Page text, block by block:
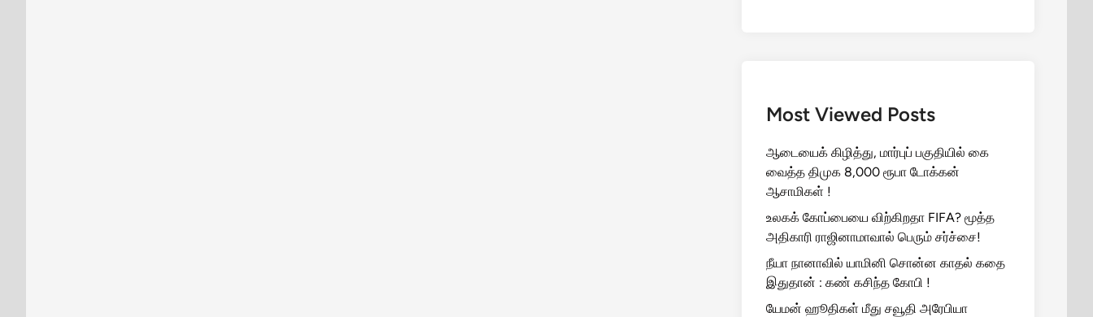
Most Viewed Posts
ஆடையைக் கிழித்து, மார்புப் பகுதியில் கை
வைத்த திமுக 8,000 ரூபா டோக்கன்
ஆசாமிகள் !
உலகக் கோப்பையை விற்கிறதா FIFA? மூத்த
அதிகாரி ராஜினாமாவால் பெரும் சர்ச்சை!
நீயா நானாவில் யாமினி சொன்ன காதல் கதை
இதுதான் : கண் கசிந்த கோபி !
யேமன் ஹூதிகள் மீது சவூதி அரேபியா